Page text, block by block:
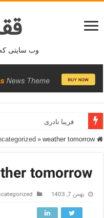
وب سایتی
فریبا نادری
Home
» weather tomorrow
tomorrow
بهمن 7, 1403